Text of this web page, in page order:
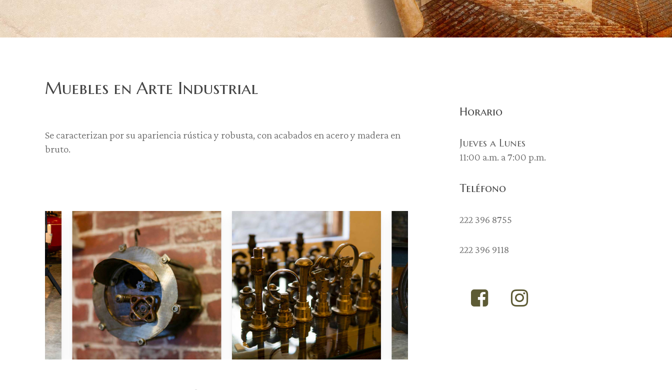
Muebles en Arte Industrial
Se caracterizan por su apariencia rústica y robusta, con acabados en acero y madera en
bruto.
Horario
Jueves a Lunes
11:00 a.m. a 7:00 p.m.
Teléfono
222 396 8755
222 396 9118